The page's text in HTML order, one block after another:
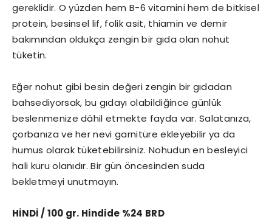
gereklidir. O yüzden hem B-6 vitamini hem de bitkisel
protein, besinsel lif, folik asit, thiamin ve demir
bakımından oldukça zengin bir gıda olan nohut
tüketin.
Eğer nohut gibi besin değeri zengin bir gıdadan
bahsediyorsak, bu gıdayı olabildiğince günlük
beslenmenize dâhil etmekte fayda var. Salatanıza,
çorbanıza ve her nevi garnitüre ekleyebilir ya da
humus olarak tüketebilirsiniz. Nohudun en besleyici
hali kuru olanıdır. Bir gün öncesinden suda
bekletmeyi unutmayın.
HİNDİ / 100 gr. Hindide %24 BRD